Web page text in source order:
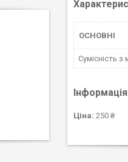
ОСНОВНІ
Сумісність
Ціна: 250 ₴